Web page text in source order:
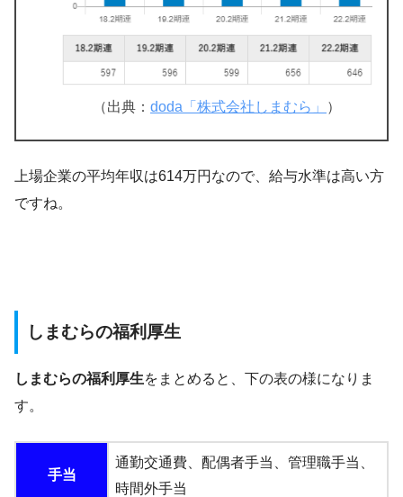
（出典： doda「株式会社しまむら」 ）
上場企業の平均年収は614万円なので、給与水準は高い方
ですね。
しまむらの福利厚生
しまむらの福利厚生をまとめると、下の表の様になりま
す。
手当
通勤交通費、配偶者手当、管理職手当、
時間外手当